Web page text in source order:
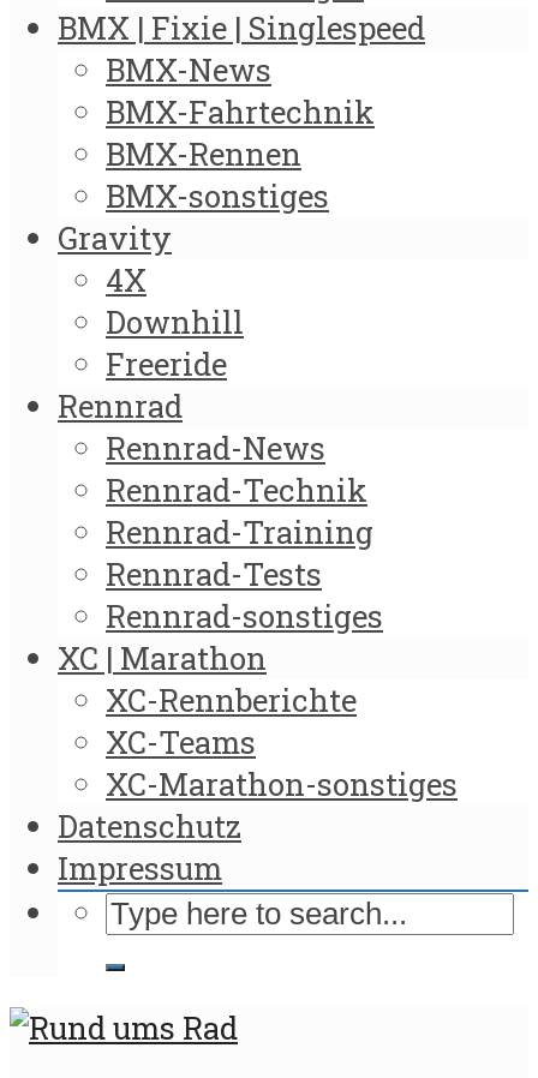
BMX | Fixie | Singlespeed
BMX-News
BMX-Fahrtechnik
BMX-Rennen
BMX-sonstiges
Gravity
4X
Downhill
Freeride
Rennrad
Rennrad-News
Rennrad-Technik
Rennrad-Training
Rennrad-Tests
Rennrad-sonstiges
XC | Marathon
XC-Rennberichte
XC-Teams
XC-Marathon-sonstiges
Datenschutz
Impressum